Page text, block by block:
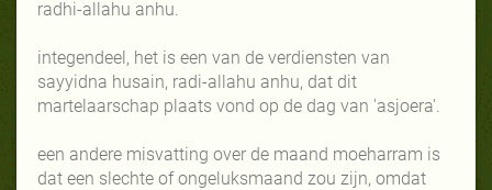
radhi-allahu anhu.
integendeel, het is een van de verdiensten van
sayyidna husain, radi-allahu anhu, dat dit
martelaarschap plaats vond op de dag van 'asjoera'.
een andere misvatting over de maand moeharram is
dat een slechte of ongeluksmaand zou zijn, omdat